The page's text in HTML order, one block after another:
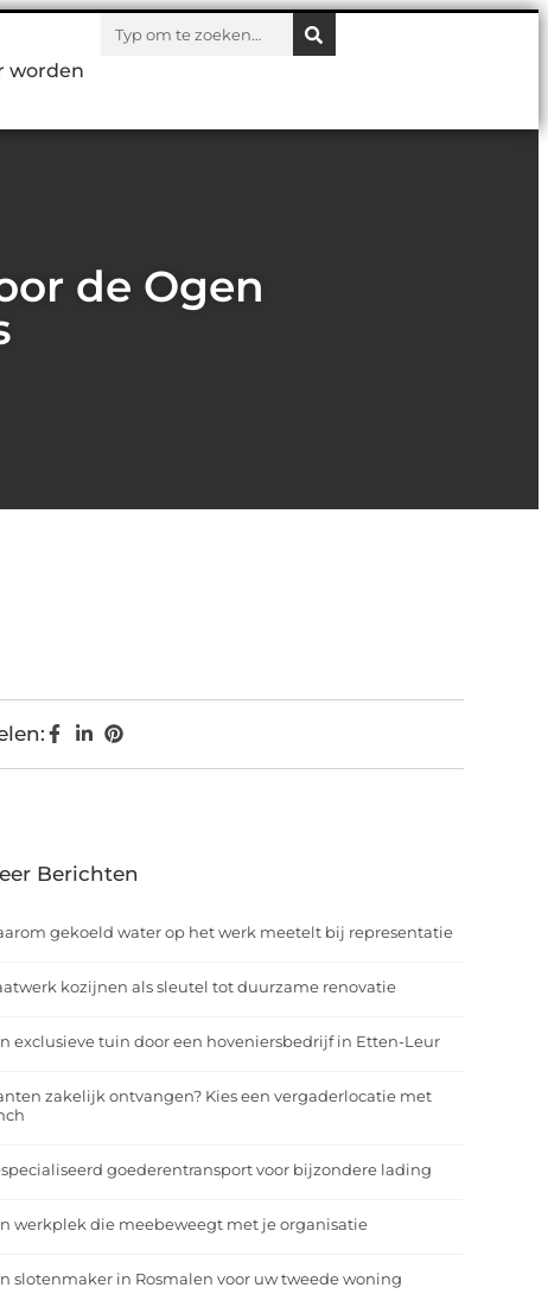
worden
de Ogen
Berichten
gekoeld water op het werk meetelt bij representatie
kozijnen als sleutel tot duurzame renovatie
exclusieve tuin door een hoveniersbedrijf in Etten-Leur
zakelijk ontvangen? Kies een vergaderlocatie met
goederentransport voor bijzondere lading
werkplek die meebeweegt met je organisatie
slotenmaker in Rosmalen voor uw tweede woning